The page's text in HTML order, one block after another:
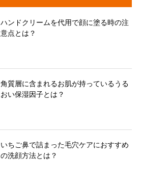
ハンドクリームを代用で顔に塗る時の注
意点とは？
角質層に含まれるお肌が持っているうる
おい保湿因子とは？
いちご鼻で詰まった毛穴ケアにおすすめ
の洗顔方法とは？